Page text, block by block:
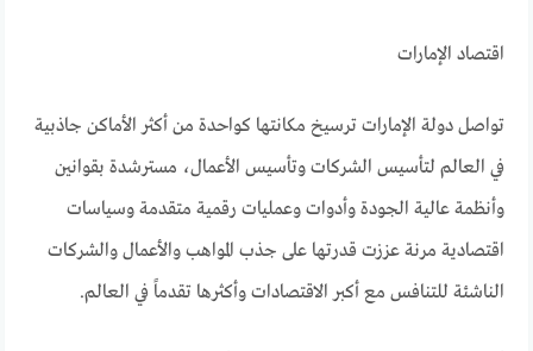
اقتصاد الإمارات
تواصل دولة الإمارات ترسيخ مكانتها كواحدة من أكثر الأماكن جاذبية
في العالم لتأسيس الشركات وتأسيس الأعمال، مسترشدة بقوانين
وأنظمة عالية الجودة وأدوات وعمليات رقمية متقدمة وسياسات
اقتصادية مرنة عززت قدرتها على جذب المواهب والأعمال والشركات
الناشئة للتنافس مع أكبر الاقتصادات وأكثرها تقدماً في العالم.